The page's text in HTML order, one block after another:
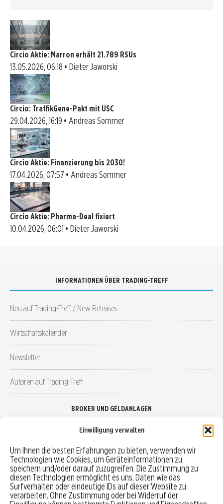
Einwilligung verwalten
Um Ihnen die besten Erfahrungen zu bieten, verwenden wir
Technologien wie Cookies, um Geräteinformationen zu
speichern und/oder darauf zuzugreifen. Die Zustimmung zu
diesen Technologien ermöglicht es uns, Daten wie das
Surfverhalten oder eindeutige IDs auf dieser Website zu
verarbeiten. Ohne Zustimmung oder bei Widerruf der
Circio Aktie: Marron erhält 21.789 RSUs
13.05.2026, 06:18 • Dieter Jaworski
Circio: TraffikGene-Pakt mit USC
29.04.2026, 16:19 • Andreas Sommer
Circio Aktie: Finanzierung bis 2030!
17.04.2026, 07:57 • Andreas Sommer
Circio Aktie: Pharma-Deal fixiert
10.04.2026, 06:01 • Dieter Jaworski
INFORMATIONEN ÜBER TRADING-TREFF
Neu auf Trading-Treff / New Releases
Wirtschaftskalender
Newsletter
Autoren auf Trading-Treff
BROKER UND GELDANLAGEN
Robo-Advisor vergleichen
Depotvergleich